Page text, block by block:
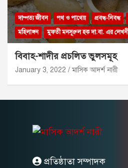
দাম্পত্য জীবন পথ ও পাথেয় প্রবন্ধ-নিবন্ধ
মহিলাঙ্গন
মুফতী মনসূরুল হক দা.বা. এর
বিবাহ-শাদীর প্রচলিত ভুলসমূহ
January 3, 2022 মাসিক আদর্শ নারী
প্রতিষ্ঠাতা সম্পাদক